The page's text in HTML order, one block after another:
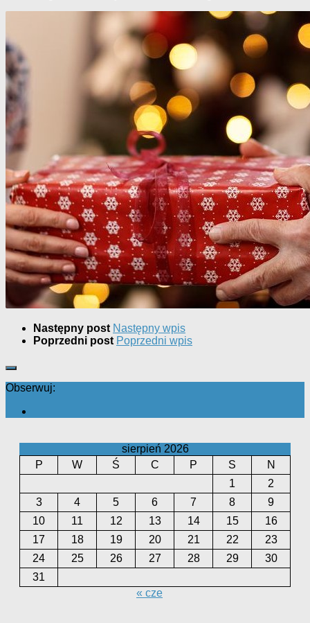
Następny post Następny wpis
Poprzedni post Poprzedni wpis
Obserwuj:
sierpień 2026
P
W Ś C P S
N
1
2
3
4 5 6 7 8
9
10
11 12 13 14 15
16
17
18 19 20 21 22
23
24
25 26 27 28 29
30
31
« cze